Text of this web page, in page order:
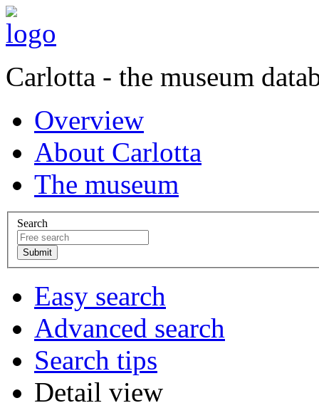
Carlotta - the museum
Overview
About Carlotta
The museum
Search
Easy search
Advanced search
Search tips
Detail view